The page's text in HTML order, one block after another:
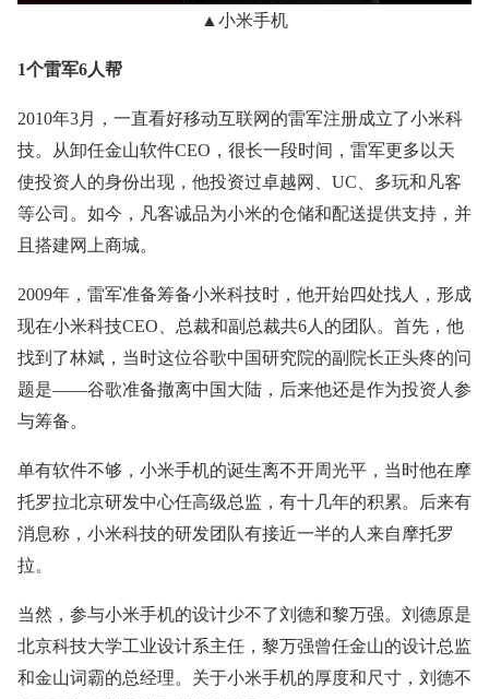
▲小米手机
1个雷军6人帮
2010年3月，一直看好移动互联网的雷军注册成立了小米科
技。从卸任金山软件CEO，很长一段时间，雷军更多以天
使投资人的身份出现，他投资过卓越网、UC、多玩和凡客
等公司。如今，凡客诚品为小米的仓储和配送提供支持，并
且搭建网上商城。
2009年，雷军准备筹备小米科技时，他开始四处找人，形成
现在小米科技CEO、总裁和副总裁共6人的团队。首先，他
找到了林斌，当时这位谷歌中国研究院的副院长正头疼的问
题是——谷歌准备撤离中国大陆，后来他还是作为投资人参
与筹备。
单有软件不够，小米手机的诞生离不开周光平，当时他在摩
托罗拉北京研发中心任高级总监，有十几年的积累。后来有
消息称，小米科技的研发团队有接近一半的人来自摩托罗
拉。
当然，参与小米手机的设计少不了刘德和黎万强。刘德原是
北京科技大学工业设计系主任，黎万强曾任金山的设计总监
和金山词霸的总经理。关于小米手机的厚度和尺寸，刘德不